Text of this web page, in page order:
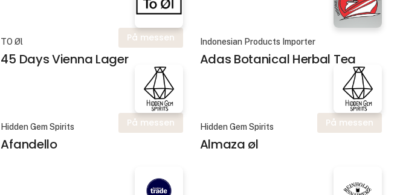
På messen
TO Øl
45 Days Vienna Lager
Indonesian Products Importer
Adas Botanical Herbal Tea
På messen
Hidden Gem Spirits
Afandello
På messen
Hidden Gem Spirits
Almaza øl